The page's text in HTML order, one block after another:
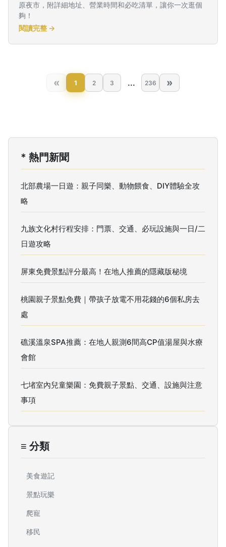
* 熱門新聞
北部農場一日遊：親子同樂、動物餵食、DIY體驗全攻
略
九族文化村行程安排：門票、交通、必玩設施與一日/二
日遊攻略
屏東免費景點評分最高！在地人推薦的隱藏版秘境
桃園親子景點免費｜帶孩子放電不用花錢的6個私房去
處
礁溪溫泉SPA推薦：在地人親測6間高CP值湯屋與水療
會館
七堵室內兒童樂園：免費親子景點、交通、設施與注意
事項
≡ 分類
美食遊記
景點玩樂
爬寵
移民
原夜市，附詳細地址、營業時間和必吃清單，讓你一次逛個
夠！
閱讀完整 →
« 1 2 3 ... 236 »